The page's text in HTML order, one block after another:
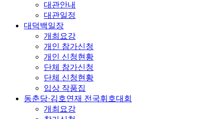
대관안내
대관일정
대덕백일장
개최요강
개인 참가신청
개인 신청현황
단체 참가신청
단체 신청현황
입상 작품집
동춘당·김호연재 전국휘호대회
개최요강